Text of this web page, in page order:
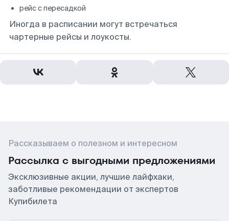
рейс с пересадкой
Иногда в расписании могут встречаться
чартерные рейсы и лоукосты.
Рассказываем о полезном и интересном
Рассылка с выгодными предложениями
Эксклюзивные акции, лучшие лайфхаки,
заботливые рекомендации от экспертов
Купибилета